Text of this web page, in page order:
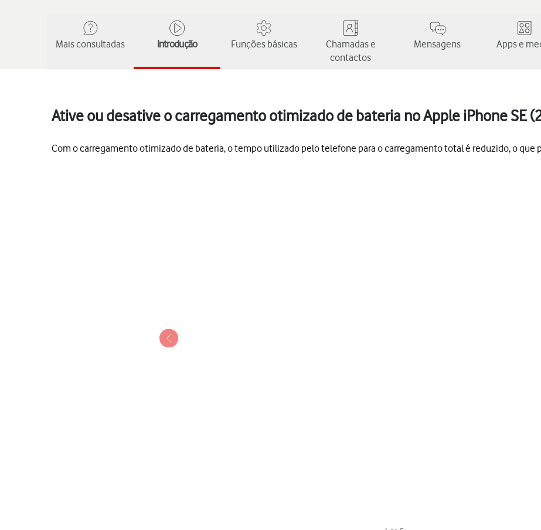
Mais consultadas Introdução Funções básicas
Chamadas e
contactos
Mensagens Apps e
Ative ou desative o carregamento otimizado de bateria no Apple iPhone SE
Com o carregamento otimizado de bateria, o tempo utilizado pelo telefone para o carregamento total é reduzido, o que